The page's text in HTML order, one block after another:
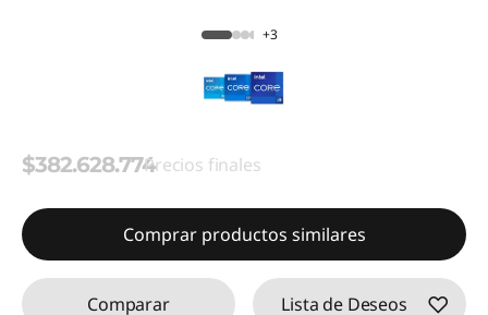
+3
$382.628.774Precios finales
Comprar productos similares
Comparar Lista de Deseos